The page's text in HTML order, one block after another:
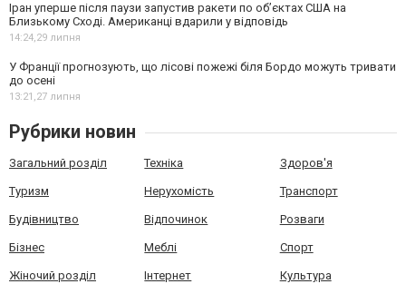
Іран уперше після паузи запустив ракети по обʼєктах США на
Близькому Сході. Американці вдарили у відповідь
14:24,29 липня
У Франції прогнозують, що лісові пожежі біля Бордо можуть тривати
до осені
13:21,27 липня
Рубрики новин
Загальний розділ Техніка Здоров'я
Туризм Нерухомість Транспорт
Будівництво Відпочинок Розваги
Бізнес Меблі Спорт
Жіночий розділ Інтернет Культура